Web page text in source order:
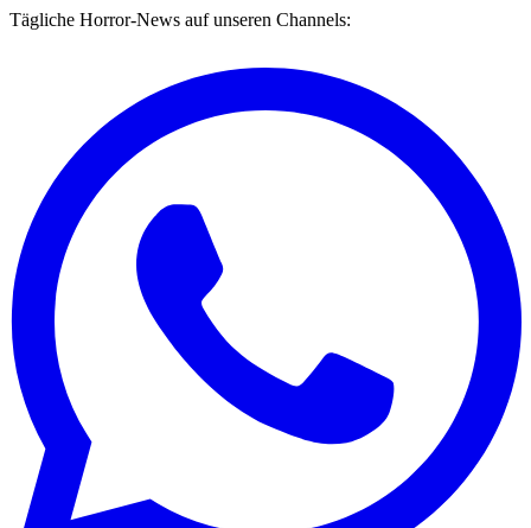
Tägliche Horror-News auf unseren Channels: